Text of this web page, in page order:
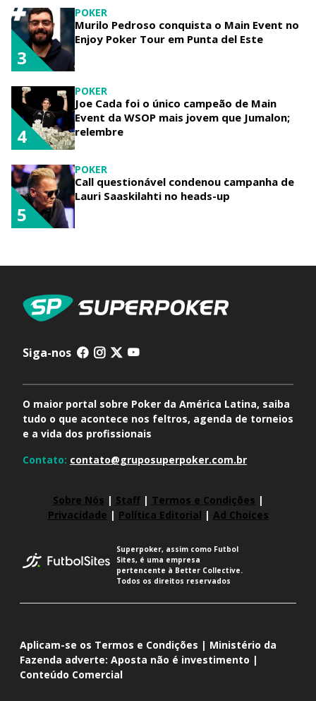
POKER
Murilo Pedroso conquista o Main Event no
Enjoy Poker Tour em Punta del Este
3
POKER
Joe Cada foi o único campeão de Main
Event da WSOP mais jovem que Jumalon;
relembre
4
POKER
Call questionável condenou campanha de
Lauri Saaskilahti no heads-up
5
Siga-nos
O maior portal sobre Poker da América Latina, saiba
tudo o que acontece nos feltros, agenda de torneios
e a vida dos profissionais
Contato: contato@gruposuperpoker.com.br
Sobre Nós | Staff| Termos e Condições |
Privacidade | Política Editorial | Ad Choices
Superpoker, assim como Futbol
Sites, é uma empresa
pertencente à Better Collective.
Todos os direitos reservados
Aplicam-se os Termos e Condições | Ministério da
Fazenda adverte: Aposta não é investimento |
Conteúdo Comercial